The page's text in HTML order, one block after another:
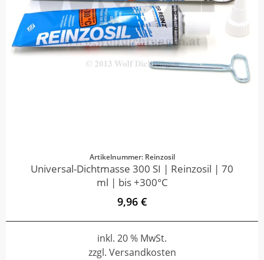
Artikelnummer: Reinzosil
Universal-Dichtmasse 300 SI | Reinzosil | 70
ml | bis +300°C
9,96 €
inkl. 20 % MwSt.
zzgl. Versandkosten